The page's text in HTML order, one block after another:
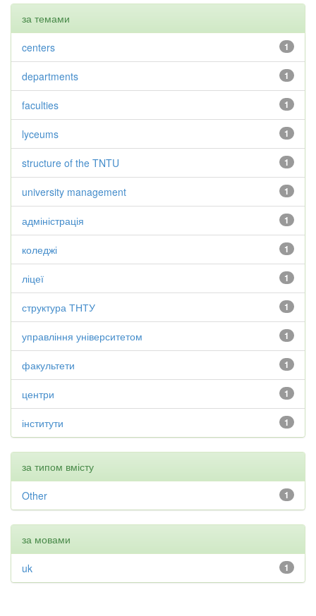
за темами
1
centers
1
departments
1
faculties
1
lyceums
1
structure of the TNTU
1
university management
1
адміністрація
1
коледжі
1
ліцеї
1
структура ТНТУ
1
управління університетом
1
факультети
1
центри
1
інститути
за типом вмісту
1
Other
за мовами
1
uk